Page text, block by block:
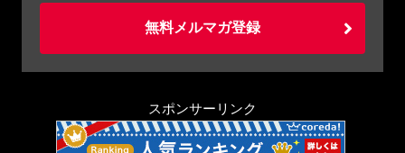
無料メルマガ登録
スポンサーリンク